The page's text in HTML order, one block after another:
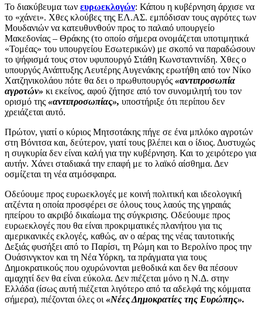
Το διακύβευμα των ευρωεκλογών: Κάπου η κυβέρνηση άρχισε να
το «χάνει». Χθες κλούβες της ΕΛ.ΑΣ. εμπόδισαν τους αγρότες των
Μουδανιών να κατευθυνθούν προς το παλαιό υπουργείο
Μακεδονίας – Θράκης (το οποίο σήμερα ονομάζεται υποτιμητικά
«Τομέας» του υπουργείου Εσωτερικών) με σκοπό να παραδώσουν
το ψήφισμά τους στον υφυπουργό Στάθη Κωνσταντινίδη. Χθες ο
υπουργός Ανάπτυξης Λευτέρης Αυγενάκης ερωτήθη από τον Νίκο
Χατζηνικολάου πότε θα δει ο πρωθυπουργός «αντιπροσωπία
αγροτών» κι εκείνος, αφού ζήτησε από τον συνομιλητή του τον
ορισμό της «αντιπροσωπίας», υποστήριξε ότι περίπου δεν
χρειάζεται αυτό.
Πρώτον, γιατί ο κύριος Μητσοτάκης πήγε σε ένα μπλόκο αγροτών
στη Βόνιτσα και, δεύτερον, γιατί τους βλέπει και ο ίδιος. Δυστυχώς
η συγκυρία δεν είναι καλή για την κυβέρνηση. Και το χειρότερο για
αυτήν. Χάνει σταδιακά την επαφή με το λαϊκό αίσθημα. Δεν
οσμίζεται τη νέα ατμόσφαιρα.
Οδεύουμε προς ευρωεκλογές με κοινή πολιτική και ιδεολογική
ατζέντα η οποία προσφέρει σε όλους τους λαούς της γηραιάς
ηπείρου το ακριβό δικαίωμα της σύγκρισης. Οδεύουμε προς
ευρωεκλογές που θα είναι προκριματικές πλανήτου για τις
αμερικανικές εκλογές, καθώς, αν ο αέρας της νέας ταυτοτικής
Δεξιάς φυσήξει από το Παρίσι, τη Ρώμη και το Βερολίνο προς την
Ουάσινγκτον και τη Νέα Υόρκη, τα πράγματα για τους
Δημοκρατικούς που οχυρώνονται μεθοδικά και δεν θα πέσουν
αμαχητί δεν θα είναι εύκολα. Δεν πιέζεται μόνο η Ν.Δ. στην
Ελλάδα (ίσως αυτή πιέζεται λιγότερο από τα αδελφά της κόμματα
σήμερα), πιέζονται όλες οι «Νέες Δημοκρατίες της Ευρώπης».